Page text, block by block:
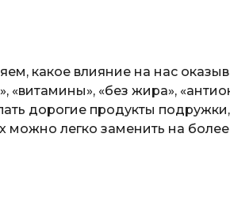
какое влияние на нас
«без жира»,
дорогие продукты
можно легко заменить на